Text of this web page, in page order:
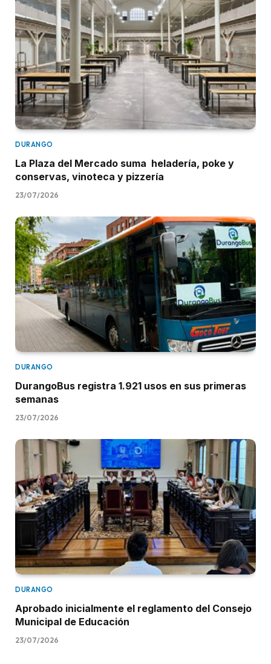
DURANGO
La Plaza del Mercado suma heladería, poke y
conservas, vinoteca y pizzería
23/07/2026
DURANGO
DurangoBus registra 1.921 usos en sus primeras
semanas
23/07/2026
DURANGO
Aprobado inicialmente el reglamento del Consejo
Municipal de Educación
23/07/2026